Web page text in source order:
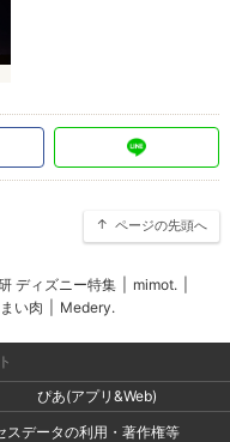
ページの先頭へ
ディズニー特集 mimot.
い肉 Medery.
ぴあ(アプリ&Web)
スデータの利用・著作権等